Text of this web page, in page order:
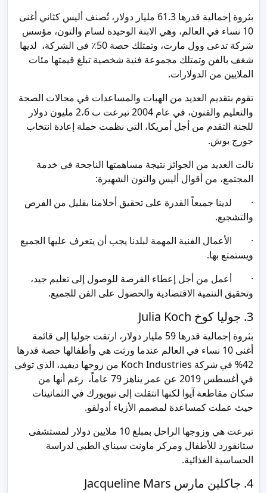
بثروة إجمالية قدرها 61.3 مليار دولار، تُصنف أليس كثاني أغنى
10 نساء في العالم، وهي الابنة الوحيدة لسام والتون، مؤسس
شركة تدعى وول مارت، وتمتلك حصة 50٪ في الشركة، لديها
شغف بالفن وتمتلك مجموعة فنية شخصية تبلغ قيمتها مئات
الملايين من الدولارات.
تقوم بتقديم العديد من الهبات والمساعدات في مجالات الصحة
والتعليم والفنون، في عام 2004 تبرعت ب 2،6 مليون دولار
للجنة التقدم من أجل أمريكا، التي نظمت حملة إعادة انتخاب
جورج بوش.
نالت العديد من الجوائز نتيجة مساهمتها الناجحة في خدمة
المجتمع، من أقوال أليس والتون الشهيرة:
· لدينا جميعاً القدرة على تحقيق أحلامنا بقليل من الفرص
والتشجيع.
· الأعمال الفنية المهمة لبلدنا يجب أن يتعرف عليها الجميع
ويستمتع بها.
· أعمل من أجل إعطاء الفرصة للوصول إلى تعليم جيد،
وتحقيق التنمية الاقتصادية والحصول على الفن للجميع.
3. جوليا كوخ Julia Koch
بثروة إجمالية قدرها 59 مليار دولار، ارتقت جوليا إلى قائمة
أغنى 10 نساء في العالم عندما ورثت هي وأطفالها حصة قدرها
42% في شركة Koch Industries من زوجها ديفيد، الذي توفي
في أغسطس 2019 عن عمر يناهز 79 عاماً، رغم أنها من
سكان مقاطعة آيوا لكنها انتقلت إلى نيويورك في الثمانينات
حيث عملت كمساعدة لمصمم الأزياء أدولفو.
تبرعت هي وزوجها الراحل بمبلغ 10 ملايين دولار لمستشفى
ستانفورد للأطفال ومركز ماونت سيناي الطبي لدراسة
الحساسية الغذائية.
4. جاكلين مارس Jacqueline Mars